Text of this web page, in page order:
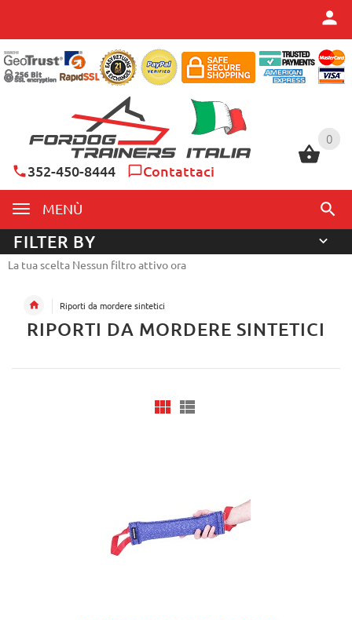
0
352-450-8444 Contattaci
MENÙ
0
FILTER BY
La tua scelta Nessun filtro attivo ora
Riporti da mordere sintetici
RIPORTI DA MORDERE SINTETICI